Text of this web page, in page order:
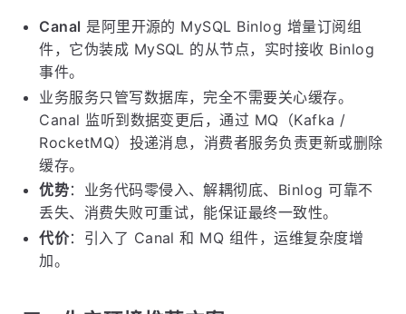
Canal 是阿里开源的 MySQL Binlog 增量订阅组
件，它伪装成 MySQL 的从节点，实时接收 Binlog
事件。
业务服务只管写数据库，完全不需要关心缓存。
Canal 监听到数据变更后，通过 MQ（Kafka /
RocketMQ）投递消息，消费者服务负责更新或删除
缓存。
优势：业务代码零侵入、解耦彻底、Binlog 可靠不
丢失、消费失败可重试，能保证最终一致性。
代价：引入了 Canal 和 MQ 组件，运维复杂度增
加。